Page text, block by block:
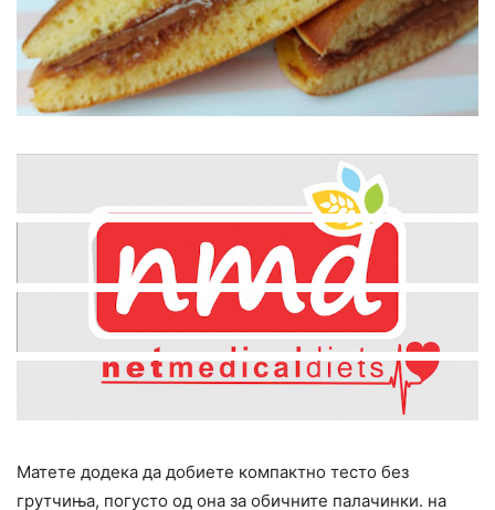
Матете додека да добиете компактно тесто без
грутчиња, погусто од она за обичните палачинки. на